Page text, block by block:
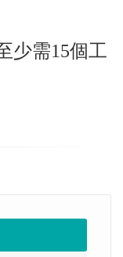
少需15個工